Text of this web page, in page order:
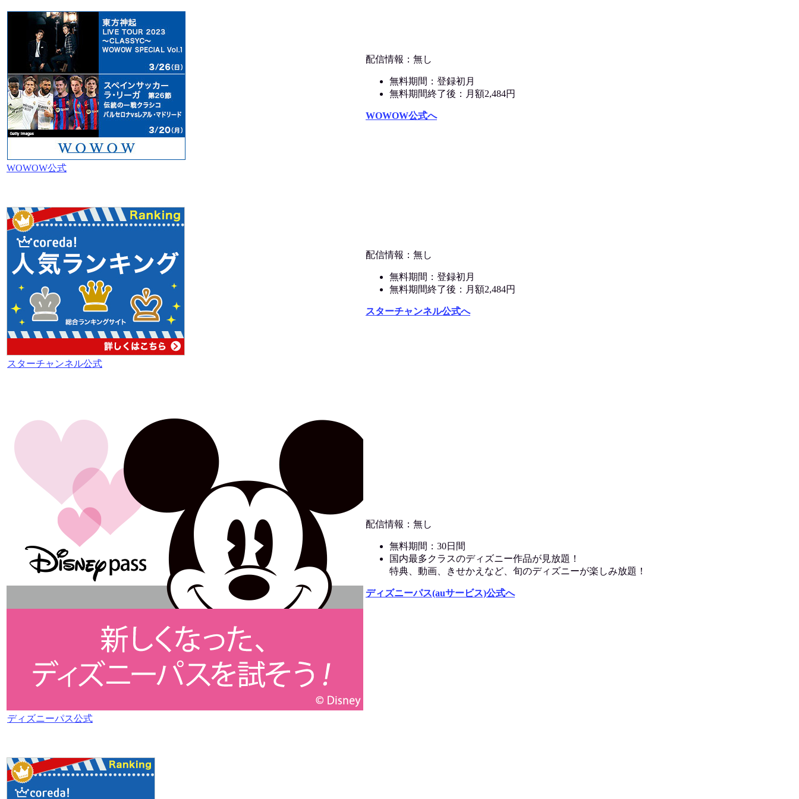
WOWOW公式
配信情報：無し
無料期間：登録初月
無料期間終了後：月額2,484円
WOWOW公式へ
スターチャンネル公式
配信情報：無し
無料期間：登録初月
無料期間終了後：月額2,484円
スターチャンネル公式へ
ディズニーパス公式
配信情報：無し
無料期間：30日間
国内最多クラスのディズニー作品が見放題！
特典、動画、きせかえなど、旬のディズニーが楽しみ放題！
ディズニーパス(auサービス)公式へ